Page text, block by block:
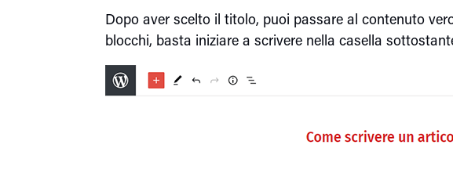
Dopo aver scelto il titolo, puoi passare al contenuto
blocchi, basta iniziare a scrivere nella casella